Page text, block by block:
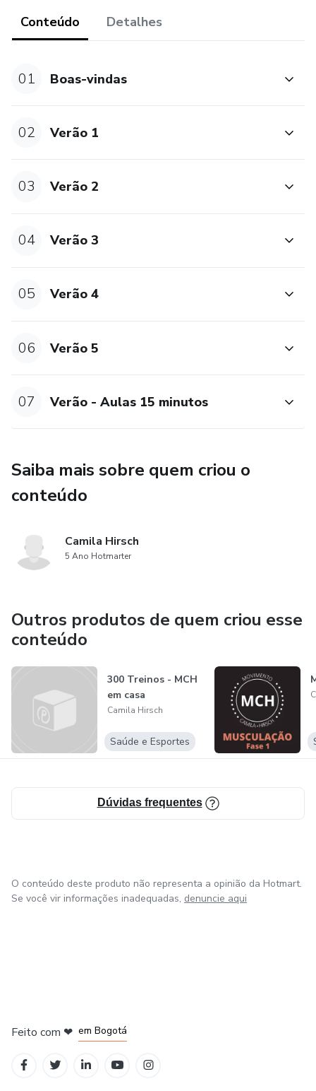
Conteúdo Detalhes
01 Boas-vindas
02 Verão 1
03 Verão 2
04 Verão 3
05 Verão 4
06 Verão 5
07 Verão - Aulas 15 minutos
Saiba mais sobre quem criou o
conteúdo
Camila Hirsch
5 Ano Hotmarter
Outros produtos de quem criou esse
conteúdo
300 Treinos - MCH
em casa
Camila Hirsch
Saúde e Esportes
Dúvidas frequentes
O conteúdo deste produto não representa a opinião da Hotmart.
Se você vir informações inadequadas, denuncie aqui
Feito com ❤ em Bogotá